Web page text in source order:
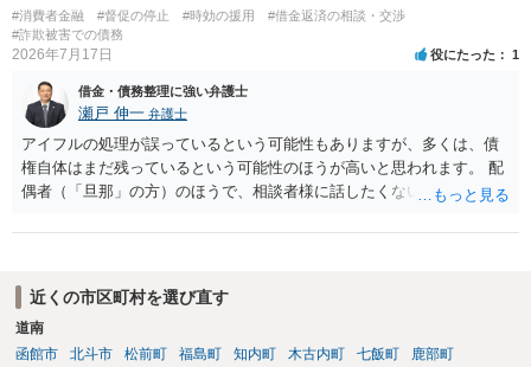
に対し、電話をかけ、電報を送達し、若しくはファクシミリ装置を用
いて送信し、又は訪問する方法により、当該債務を弁済することを要
求し、これに対し債務者等から直接要求しないよう求められたにもか
かわらず、更にこれらの方法で当該債務を弁済することを要求するこ
と。）に違反しています。監督官庁に行政処分を求める、裁判所に仮
処分申請、不退去罪が成立すれば警察に通報などの対応が考えられま
す。ご参考にしてください。
#消費者金融 #督促の停止 #時効の援用
#借金返済の相談・交渉
#詐欺被害での債務
2026年7月17日 役にたった 1
借金・債務整理に強い弁護士
瀬戸 伸一 弁護士
アイフルの処理が誤っているという可能性もありますが、多くは、債
権自体はまだ残っているという可能性のほうが高いと思われます。 配
偶者（「旦那」の方）のほうで、相談者様に話したくない事情等もあ
援用という方法も取れる可能性があるため、御主人に法律事務所に相
せない事情もあるかもしれないのでおひとりで行ってもらうほうがい
いかもしれません。 配偶者の債務がある状態で配偶者が亡くなると債
務を相談者様が相続するという状態になる（相続放棄などの亡くなっ
てからの方法もありますが）ため、相談者様にも関係することだとし
近くの市区町村を選び直す
道南
函館市
北斗市 松前町 福島町 知内町 木古内町 七飯町
鹿部町